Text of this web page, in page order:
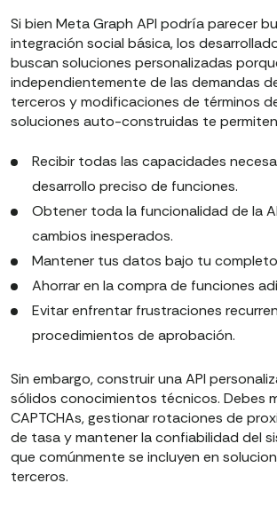
Si bien Meta Graph API podría parecer
integración social básica, los
buscan soluciones personalizadas
independientemente de las demandas
terceros y modificaciones de términos
soluciones auto-construidas te
Recibir todas las capacidades
desarrollo preciso de funciones.
Obtener toda la funcionalidad de la
cambios inesperados.
Mantener tus datos bajo tu
Ahorrar en la compra de funciones
Evitar enfrentar frustraciones
procedimientos de aprobación.
Sin embargo, construir una API
sólidos conocimientos técnicos. Debes
CAPTCHAs, gestionar rotaciones de
de tasa y mantener la confiabilidad del
que comúnmente se incluyen en
terceros.